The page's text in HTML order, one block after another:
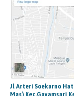
Jl Arteri Soekarno